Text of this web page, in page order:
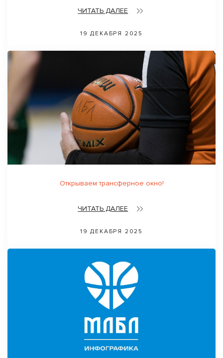
ЧИТАТЬ ДАЛЕЕ
19 ДЕКАБРЯ 2025
Открываем трансферное окно!
ЧИТАТЬ ДАЛЕЕ
19 ДЕКАБРЯ 2025